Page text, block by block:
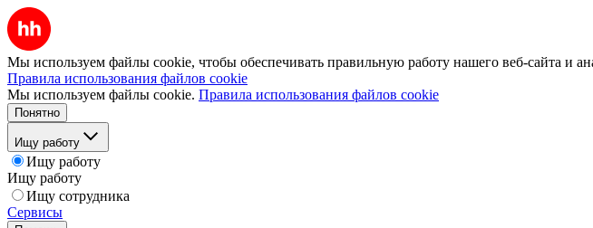
Мы используем файлы cookie, чтобы обеспечивать правильную работу нашего веб-сайта и
Правила использования файлов cookie
Мы используем файлы cookie. Правила использования файлов cookie
Понятно
Ищу работу
Ищу работу
Ищу работу
Ищу сотрудника
Сервисы